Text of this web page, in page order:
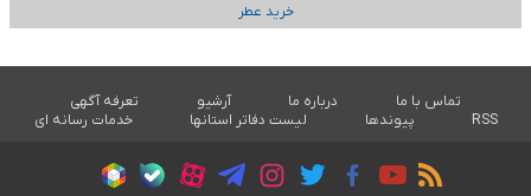
خرید عطر
تماس با ما درباره ما آرشیو
تعرفه آگهی
RSS
پیوندها لیست دفاتر استانها خدمات رسانه ای